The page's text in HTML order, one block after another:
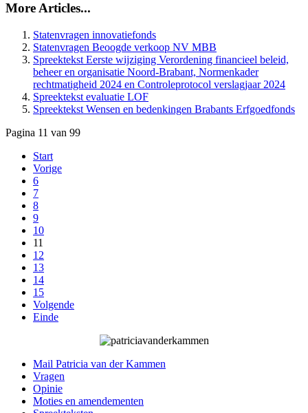
More Articles...
Statenvragen innovatiefonds
Statenvragen Beoogde verkoop NV MBB
Spreektekst Eerste wijziging Verordening financieel beleid,
beheer en organisatie Noord-Brabant, Normenkader
rechtmatigheid 2024 en Controleprotocol verslagjaar 2024
Spreektekst evaluatie LOF
Spreektekst Wensen en bedenkingen Brabants Erfgoedfonds
Pagina 11 van 99
Start
Vorige
6
7
8
9
10
11
12
13
14
15
Volgende
Einde
Mail Patricia van der Kammen
Vragen
Opinie
Moties en amendementen